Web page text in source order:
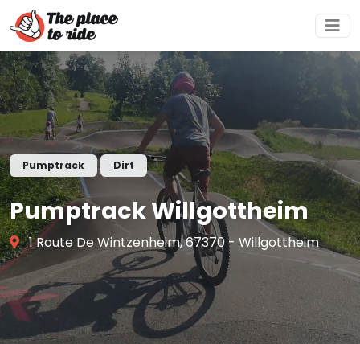
Pumptrack Dirt
Pumptrack Willgottheim
1 Route De Wintzenheim, 67370 - Willgottheim